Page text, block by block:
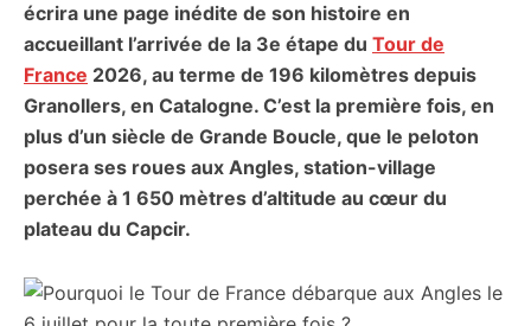
écrira une page inédite de son histoire en
accueillant l’arrivée de la 3e étape du Tour de
France 2026, au terme de 196 kilomètres depuis
Granollers, en Catalogne. C’est la première fois, en
plus d’un siècle de Grande Boucle, que le peloton
posera ses roues aux Angles, station-village
perchée à 1 650 mètres d’altitude au cœur du
plateau du Capcir.